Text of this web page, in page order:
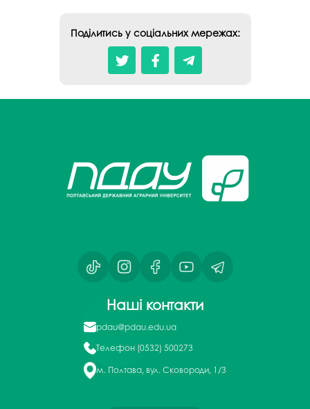
Поділитись у соціальних мережах:
Наші контакти
pdau@pdau.edu.ua
Телефон (0532) 500273
м. Полтава, вул. Сковороди, 1/3